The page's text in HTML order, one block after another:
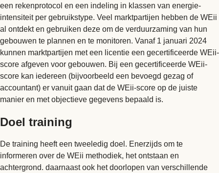
een rekenprotocol en een indeling in klassen van energie-
intensiteit per gebruikstype. Veel marktpartijen hebben de WEii
al ontdekt en gebruiken deze om de verduurzaming van hun
gebouwen te plannen en te monitoren. Vanaf 1 januari 2024
kunnen marktpartijen met een licentie een gecertificeerde WEii-
score afgeven voor gebouwen. Bij een gecertificeerde WEii-
score kan iedereen (bijvoorbeeld een bevoegd gezag of
accountant) er vanuit gaan dat de WEii-score op de juiste
manier en met objectieve gegevens bepaald is.
Doel training
De training heeft een tweeledig doel. Enerzijds om te
informeren over de WEii methodiek, het ontstaan en
achtergrond. daarnaast ook het doorlopen van verschillende